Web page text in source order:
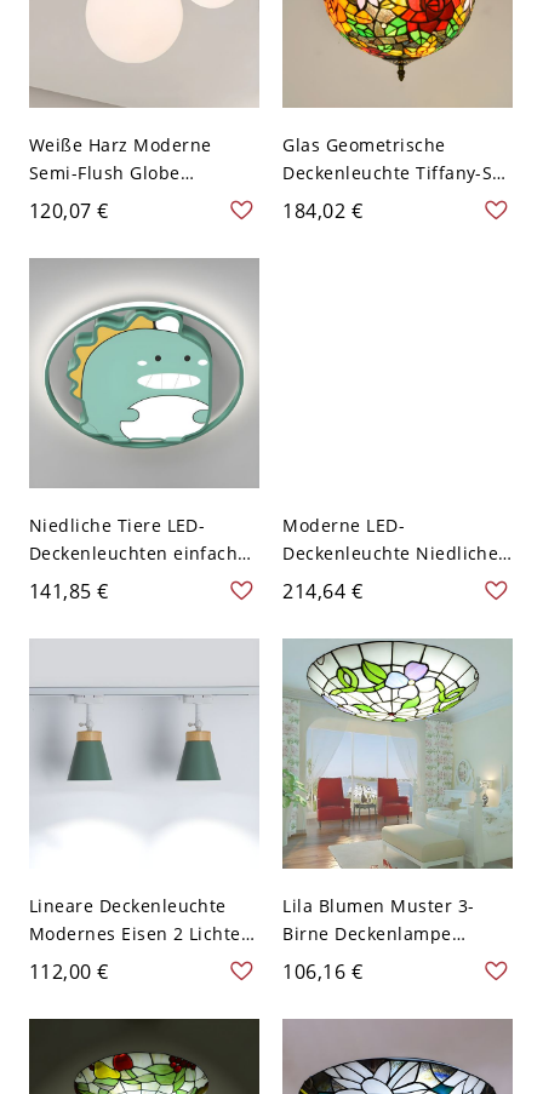
Weiße Harz Moderne
Semi-Flush Globe
Deckenleuchte mit 2 Bi-
Pin-Lichtern - Grün 110V-
120V
120,07 €
Glas Geometrische
Deckenleuchte Tiffany-Stil
1 Licht Flush Mount
Kronleuchter für
184,02 €
Niedliche Tiere LED-
Deckenleuchten einfacher
Stil Flush-Mount-Lampe
für Kinderzimmer - 110V-
120V 45,72 cm Weißlicht
141,85 €
Moderne LED-
Deckenleuchte Niedliche
Tiere mit Acrylschirm für
Kinderzimmer -
Dreistufiges Dimmen
Alpaka 110V-120V
214,64 €
Lineare Deckenleuchte
Modernes Eisen 2 Lichter
Wohnzimmer Flush Licht -
Grün 110V-120V
112,00 €
Lila Blumen Muster 3-
Birne Deckenlampe
Tiffany Stil Schale Buntes
Glas Deckenleuchte -
Grün 110V-120V 30,48 cm
106,16 €